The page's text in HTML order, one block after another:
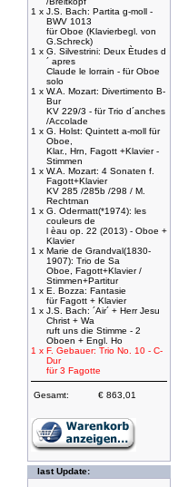
1 x J.S. Bach: Partita g-moll -
BWV 1013
für Oboe (Klavierbegl. von
G.Schreck)
1 x G. Silvestrini: Deux Ètudes d
´ apres
Claude le lorrain - für Oboe
solo
1 x W.A. Mozart: Divertimento B-
Bur
KV 229/3 - für Trio d´anches
/Accolade
1 x G. Holst: Quintett a-moll für
Oboe,
Klar., Hrn, Fagott +Klavier -
Stimmen
1 x W.A. Mozart: 4 Sonaten f.
Fagott+Klavier
KV 285 /285b /298 / M.
Rechtman
1 x G. Odermatt(*1974): les
couleurs de
l èau op. 22 (2013) - Oboe +
Klavier
1 x Marie de Grandval(1830-
1907): Trio de Sa
Oboe, Fagott+Klavier /
Stimmen+Partitur
1 x E. Bozza: Fantasie
für Fagott + Klavier
1 x J.S. Bach: ´Air´ + Herr Jesu
Christ + Wa
ruft uns die Stimme - 2
Oboen + Engl. Ho
1 x F. Gebauer: Trio No. 10 - C-
Dur
für 3 Fagotte
Gesamt: € 863,01
last Update: